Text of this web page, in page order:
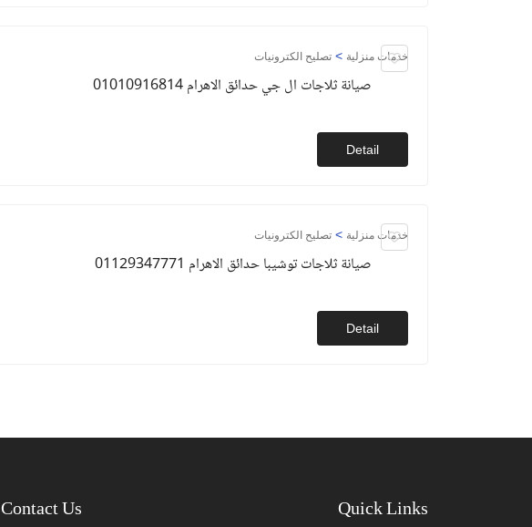
خدمات منزلية > تصليح الكترونيات
صيانة ثلاجات ال جي حدائق الاهرام 01010916814
Detail
خدمات منزلية > تصليح الكترونيات
صيانة ثلاجات توشيبا حدائق الاهرام 01129347771
Detail
Contact Us Quick Links